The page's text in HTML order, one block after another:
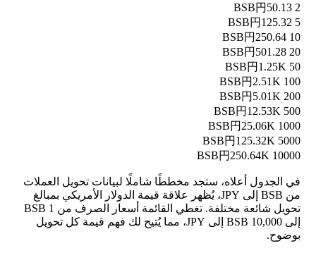
2 BSB
円50.13
5 BSB
円125.32
10 BSB
円250.64
20 BSB
円501.28
50 BSB
円1.25K
100 BSB
円2.51K
200 BSB
円5.01K
500 BSB
円12.53K
1000 BSB
円25.06K
5000 BSB
円125.32K
10000 BSB
円250.64K
في الجدول أعلاه، ستجد مخططًا شاملًا لبيانات تحويل العملات
من BSB إلى JPY، يُظهر علاقة قيمة الدولار الأمريكي بمبالغ
تحويل شائعة مختلفة. تغطي القائمة أسعار الصرف من 1 BSB
إلى 10,000 BSB إلى JPY، مما يُتيح لك فهم قيمة كل تحويل
بوضوح.